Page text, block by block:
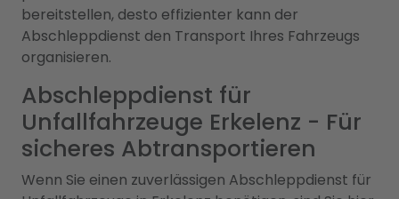
bereitstellen, desto effizienter kann der
Abschleppdienst den Transport Ihres Fahrzeugs
organisieren.
Abschleppdienst für
Unfallfahrzeuge Erkelenz - Für
sicheres Abtransportieren
Wenn Sie einen zuverlässigen Abschleppdienst für